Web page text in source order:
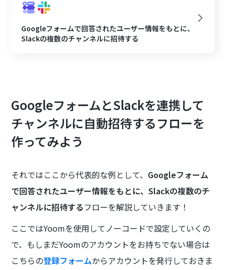
Googleフォームで回答されたユーザー情報をもとに、
Slackの複数のチャンネルに招待する
GoogleフォームとSlackを連携して
チャンネルに自動招待するフローを
作ってみよう
それではここから代表的な例として、 Googleフォーム
で回答されたユーザー情報をもとに、Slackの複数のチ
ャンネルに招待するフローを解説していきます！
ここではYoomを使用してノーコードで設定していくの
で、もしまだYoomのアカウントをお持ちでない場合は
こちらの登録フォームからアカウントを発行しておきま